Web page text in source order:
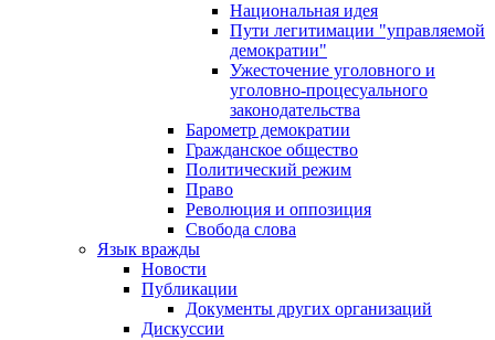
Национальная идея
Пути легитимации "управляемой
демократии"
Ужесточение уголовного и
уголовно-процесуального
законодательства
Барометр демократии
Гражданское общество
Политический режим
Право
Революция и оппозиция
Свобода слова
Язык вражды
Новости
Публикации
Документы других организаций
Дискуссии